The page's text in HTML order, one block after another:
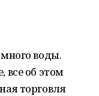
воды.
все об этом
торговля